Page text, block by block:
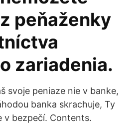
peňaženky
zariadenia.
svoje peniaze nie v banke,
banka skrachuje, Ty
v bezpečí. Contents.